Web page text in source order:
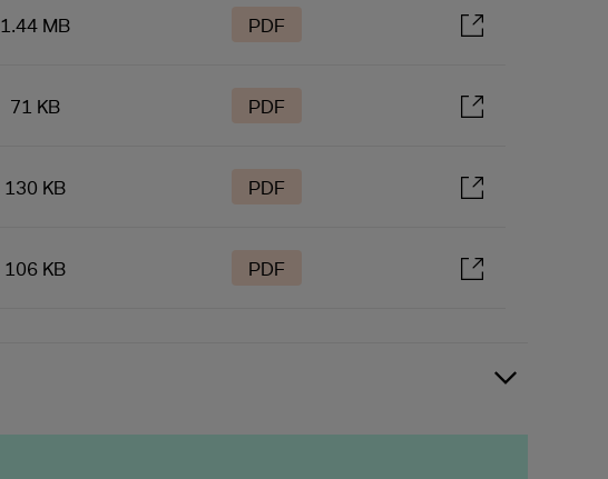
1.44 MB PDF
71 KB PDF
130 KB PDF
106 KB PDF